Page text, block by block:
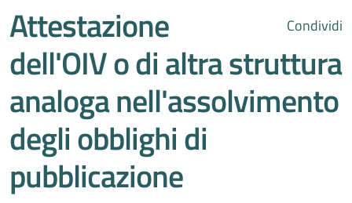
Condividi
Attestazione
dell'OIV o di altra struttura
analoga nell'assolvimento
degli obblighi di
pubblicazione